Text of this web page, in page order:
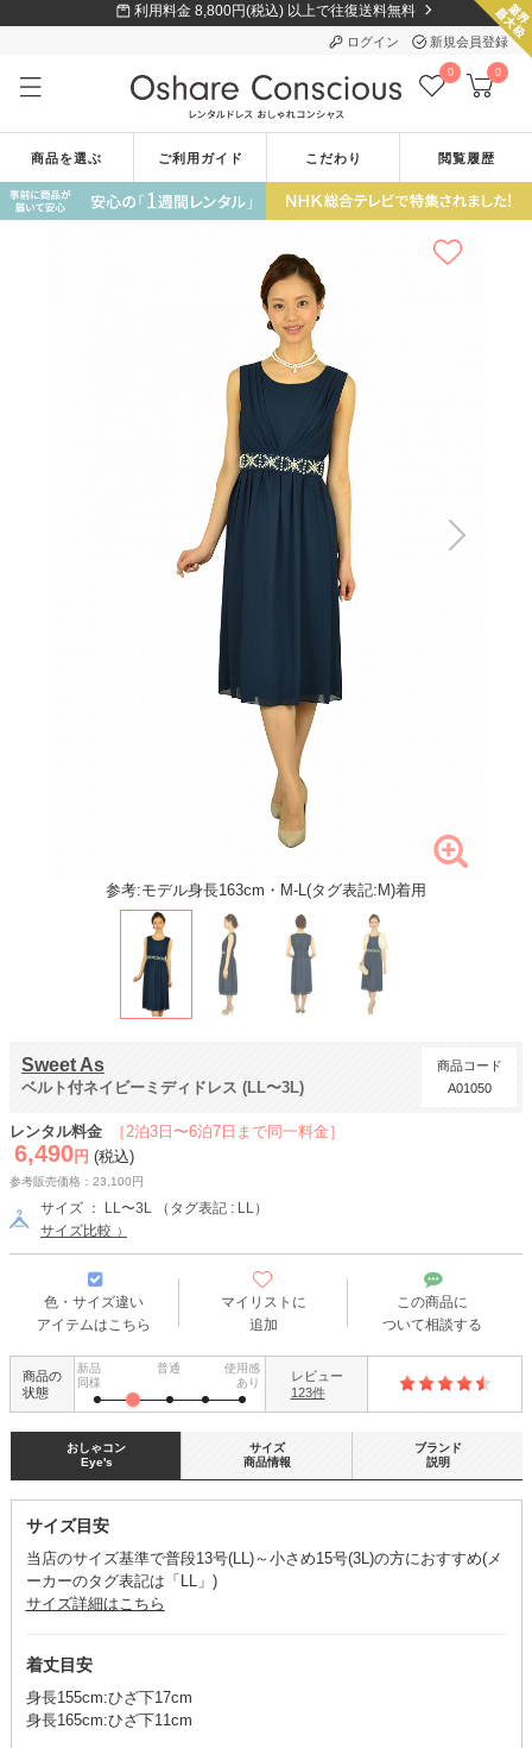
利用料金 8,800円(税込) 以上で往復送料無料
ログイン 新規会員登録
0 0
商品を選ぶ ご利用ガイド こだわり 閲覧履歴
参考:モデル身長163cm・M-L(タグ表記:M)着用
Sweet As
ベルト付ネイビーミディドレス (LL〜3L)
商品コード
A01050
［2泊3日〜6泊7日まで同一料金］
レンタル料金
6,490 円 (税込)
参考販売価格：23,100円
サイズ ： LL〜3L （タグ表記 : LL）
サイズ比較
色・サイズ違い
アイテムはこちら
マイリストに
追加
この商品に
ついて相談する
商品の
状態
新品
同様
普通
使用感
あり
レビュー
123件
おしゃコン
Eye's
サイズ目安
当店のサイズ基準で普段13号(LL)～小さめ15号(3L)の方におすすめ(メ
ーカーのタグ表記は「LL」)
サイズ詳細はこちら
着丈目安
身長155cm:ひざ下17cm
身長165cm:ひざ下11cm
サイズ
商品情報
ブランド
説明